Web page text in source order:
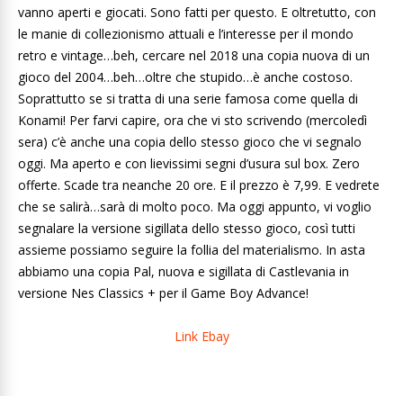
vanno aperti e giocati. Sono fatti per questo. E oltretutto, con
le manie di collezionismo attuali e l’interesse per il mondo
retro e vintage…beh, cercare nel 2018 una copia nuova di un
gioco del 2004…beh…oltre che stupido…è anche costoso.
Soprattutto se si tratta di una serie famosa come quella di
Konami! Per farvi capire, ora che vi sto scrivendo (mercoledì
sera) c’è anche una copia dello stesso gioco che vi segnalo
oggi. Ma aperto e con lievissimi segni d’usura sul box. Zero
offerte. Scade tra neanche 20 ore. E il prezzo è 7,99. E vedrete
che se salirà…sarà di molto poco. Ma oggi appunto, vi voglio
segnalare la versione sigillata dello stesso gioco, così tutti
assieme possiamo seguire la follia del materialismo. In asta
abbiamo una copia Pal, nuova e sigillata di Castlevania in
versione Nes Classics + per il Game Boy Advance!
Link Ebay